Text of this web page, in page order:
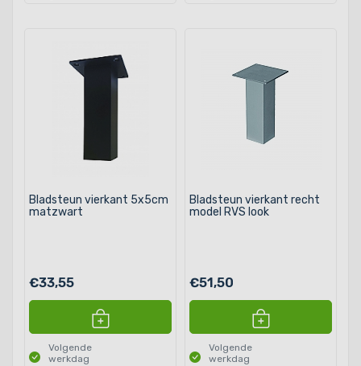
Bladsteun vierkant 5x5cm
matzwart
€33,55
Volgende
werkdag
Bladsteun vierkant recht
model RVS look
€51,50
Volgende
werkdag